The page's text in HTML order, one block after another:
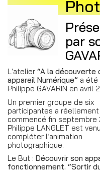
par
L’atelier “A la découverte
appareil Numérique” a été
Philippe GAVARIN en avril
Un premier groupe de six
participantes a réellement
commencé fin septembre
Philippe LANGLET est venu
compléter l’animation
photographique.
Le But : Découvrir son
fonctionnement. “Sortir